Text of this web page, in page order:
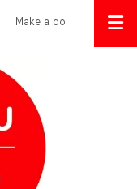
Make a donation